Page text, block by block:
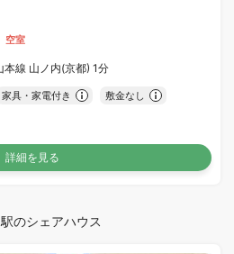
空室
本線 山ノ内(京都) 1分
家具・家電付き 敷金なし
詳細を見る
のシェアハウス